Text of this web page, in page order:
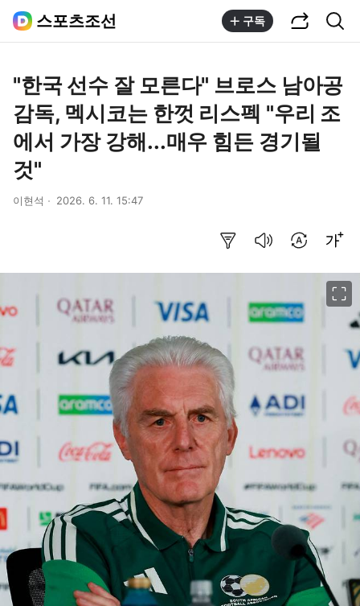
스포츠조선 구독
"한국 선수 잘 모른다" 브로스 남아공
감독, 멕시코는 한껏 리스펙 "우리 조
에서 가장 강해...매우 힘든 경기될
것"
이현석 2026. 6. 11. 15:47